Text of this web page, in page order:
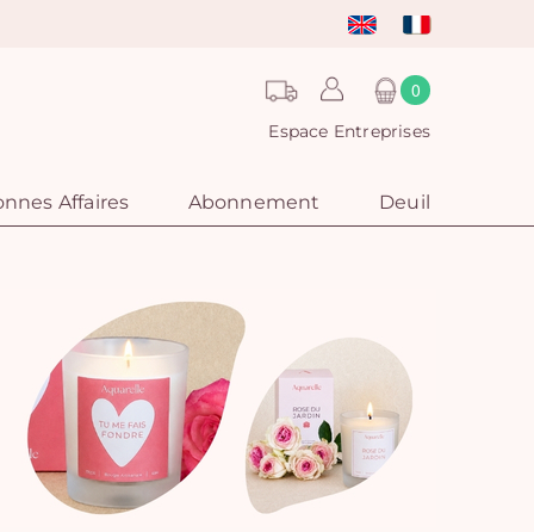
0
Espace Entreprises
Affaires Abonnement Deuil